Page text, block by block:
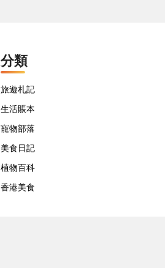
分類
旅遊札記
生活賬本
寵物部落
美食日記
植物百科
香港美食